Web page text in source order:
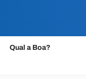
Qual a Boa?